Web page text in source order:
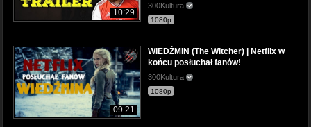
10:29
300Kultura
1080p
09:21
WIEDŹMIN (The Witcher) | Netflix w
końcu posłuchał fanów!
300Kultura
1080p